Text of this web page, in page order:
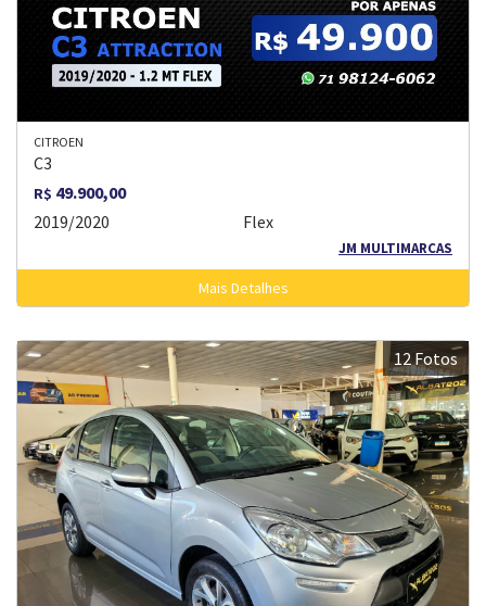
CITROEN
C3
R$ 49.900,00
2019/2020
Flex
JM MULTIMARCAS
Mais Detalhes
12 Fotos